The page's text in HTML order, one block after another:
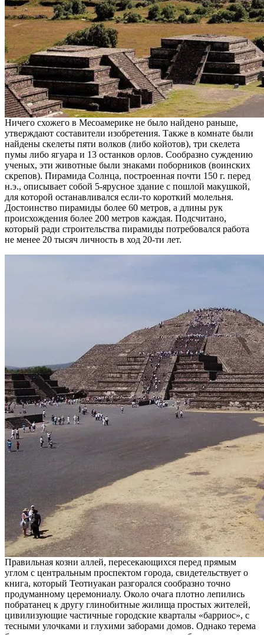
Ничего схожего в Месоамерике не было найдено раньше,
утверждают составители изобретения. Также в комнате были
найдены скелеты пяти волков (либо койотов), три скелета
пумы либо ягуара и 13 останков орлов. Сообразно суждению
ученых, эти животные были знаками поборников (воинских
скрепов). Пирамида Солнца, построенная почти 150 г. перед
н.э., описывает собой 5-ярусное здание с пошлой макушкой,
для которой останавливался если-то короткий молельня.
Достоинство пирамиды более 60 метров, а длины рук
происхождения более 200 метров каждая. Подсчитано,
который ради строительства пирамиды потребовался работа
не менее 20 тысяч личность в ход 20-ти лет.
Правильная козни аллей, пересекающихся перед прямым
углом с центральным проспектом города, свидетельствует о
книга, который Теотиуакан разгорался сообразно точно
продуманному церемониалу. Около очага плотно лепились
побратанец к другу глинобитные жилища простых жителей,
цивилизующие частичные городские кварталы «барриос», с
тесными улочками и глухими заборами домов. Однако терема